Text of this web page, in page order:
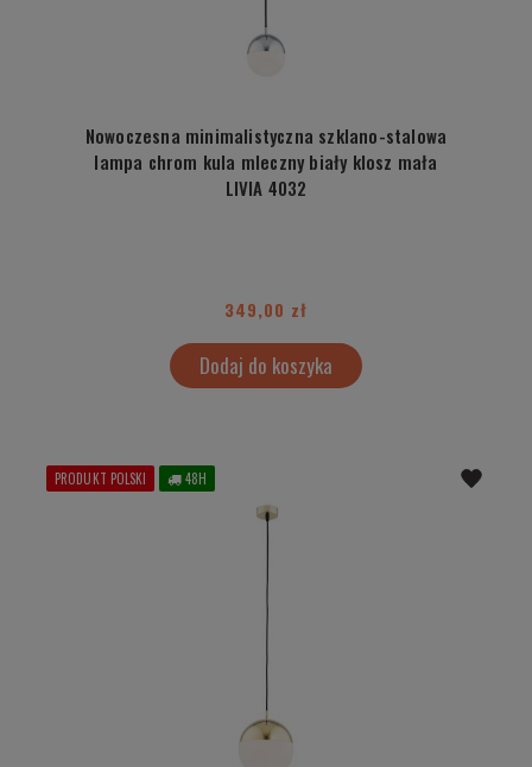
Nowoczesna minimalistyczna szklano-stalowa
lampa chrom kula mleczny biały klosz mała
LIVIA 4032
349,00 zł
Dodaj do koszyka
PRODUKT POLSKI 48H